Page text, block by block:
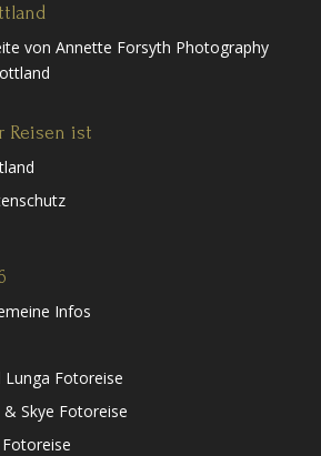
von Annette Forsyth Photography
Reisen ist
Infos
Lunga Fotoreise
Skye Fotoreise